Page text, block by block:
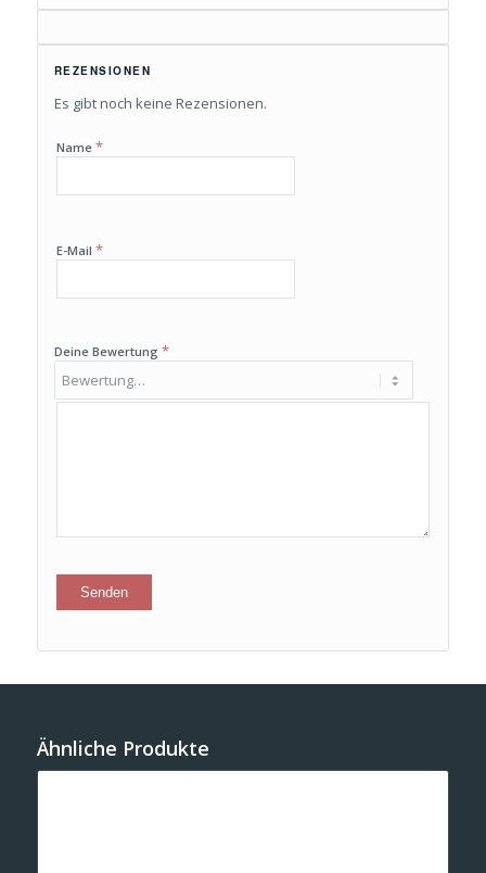
REZENSIONEN
Es gibt noch keine Rezensionen.
Name *
E-Mail *
Deine Bewertung *
Ähnliche Produkte